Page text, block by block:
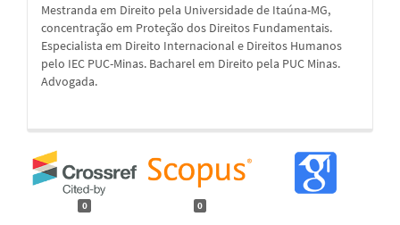
Mestranda em Direito pela Universidade de Itaúna-MG,
concentração em Proteção dos Direitos Fundamentais.
Especialista em Direito Internacional e Direitos Humanos
pelo IEC PUC-Minas. Bacharel em Direito pela PUC Minas.
Advogada.
0 0